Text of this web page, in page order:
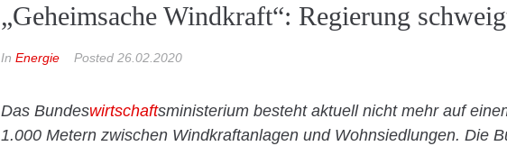
„Geheimsache Windkraft“: Regierung
In Energie Posted 26.02.2020
Das Bundeswirtschaftsministerium besteht aktuell nicht mehr auf
1.000 Metern zwischen Windkraftanlagen und Wohnsiedlungen. Die